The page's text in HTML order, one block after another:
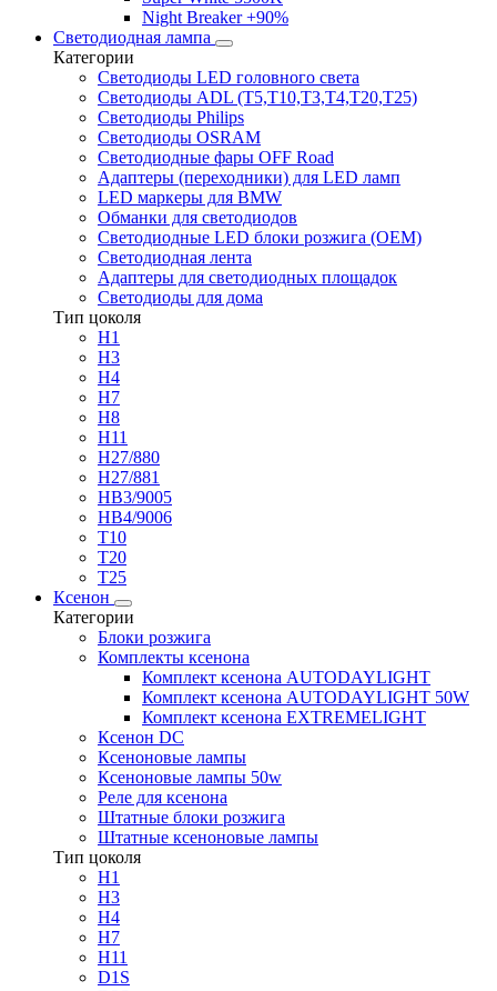
Night Breaker +90%
Светодиодная лампа
Категории
Светодиоды LED головного света
Светодиоды ADL (T5,T10,T3,T4,T20,T25)
Светодиоды Philips
Светодиоды OSRAM
Светодиодные фары OFF Road
Адаптеры (переходники) для LED ламп
LED маркеры для BMW
Обманки для светодиодов
Светодиодные LED блоки розжига (OEM)
Светодиодная лента
Адаптеры для светодиодных площадок
Светодиоды для дома
Тип цоколя
H1
H3
H4
H7
H8
H11
H27/880
H27/881
HB3/9005
HB4/9006
T10
T20
T25
Ксенон
Категории
Блоки розжига
Комплекты ксенона
Комплект ксенона AUTODAYLIGHT
Комплект ксенона AUTODAYLIGHT 50W
Комплект ксенона EXTREMELIGHT
Ксенон DC
Ксеноновые лампы
Ксеноновые лампы 50w
Реле для ксенона
Штатные блоки розжига
Штатные ксеноновые лампы
Тип цоколя
H1
H3
H4
H7
H11
D1S